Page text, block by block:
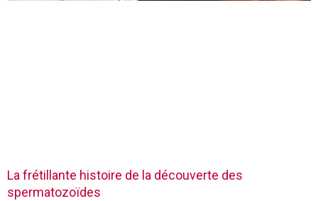
La frétillante histoire de la découverte des
spermatozoïdes